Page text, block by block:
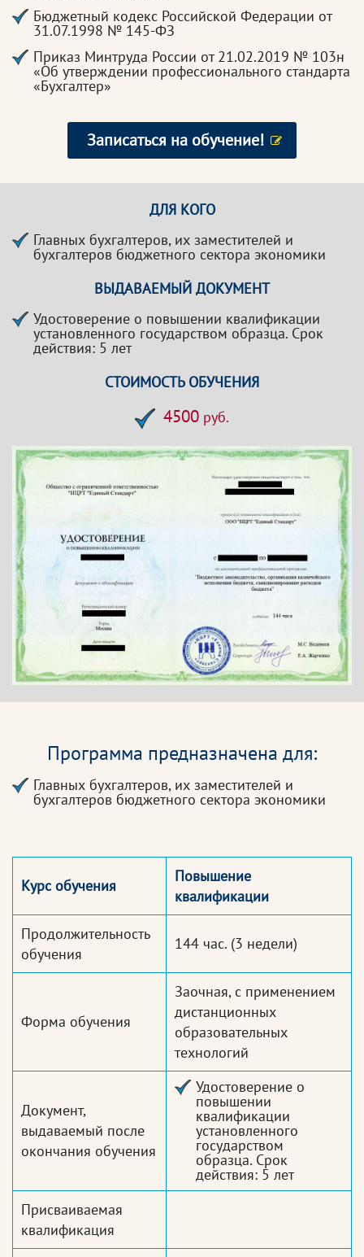
Бюджетный кодекс Российской Федерации от
31.07.1998 № 145-ФЗ
Приказ Минтруда России от 21.02.2019 № 103н
«Об утверждении профессионального стандарта
«Бухгалтер»
Записаться на обучение!
ДЛЯ КОГО
Главных бухгалтеров, их заместителей и
бухгалтеров бюджетного сектора экономики
ВЫДАВАЕМЫЙ ДОКУМЕНТ
Удостоверение о повышении квалификации
установленного государством образца. Срок
действия: 5 лет
СТОИМОСТЬ ОБУЧЕНИЯ
4500 руб.
Программа предназначена для:
Главных бухгалтеров, их заместителей и
бухгалтеров бюджетного сектора экономики
Курс обучения
Повышение
квалификации
Продолжительность
обучения
144 час. (3 недели)
Форма обучения
Заочная, с применением
дистанционных
образовательных
технологий
Документ,
выдаваемый после
окончания обучения
Удостоверение о
повышении
квалификации
установленного
государством
образца. Срок
действия: 5 лет
Присваиваемая
квалификация